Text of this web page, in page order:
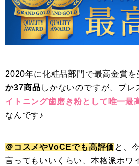
2020年に化粧品部門で最高金賞
か37商品 しかないのですが、ブレ
イトニング歯磨き粉として唯一最
なんです♪
＠コスメやVoCEでも高評価と、
言ってもいいくらい、本格派ホワ